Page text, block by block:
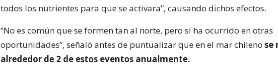
todos los nutrientes para que se activara”, causando dichos efectos.
“No es común que se formen tan al norte, pero sí ha ocurrido en otras
oportunidades”, señaló antes de puntualizar que en el mar chileno se
alrededor de 2 de estos eventos anualmente.